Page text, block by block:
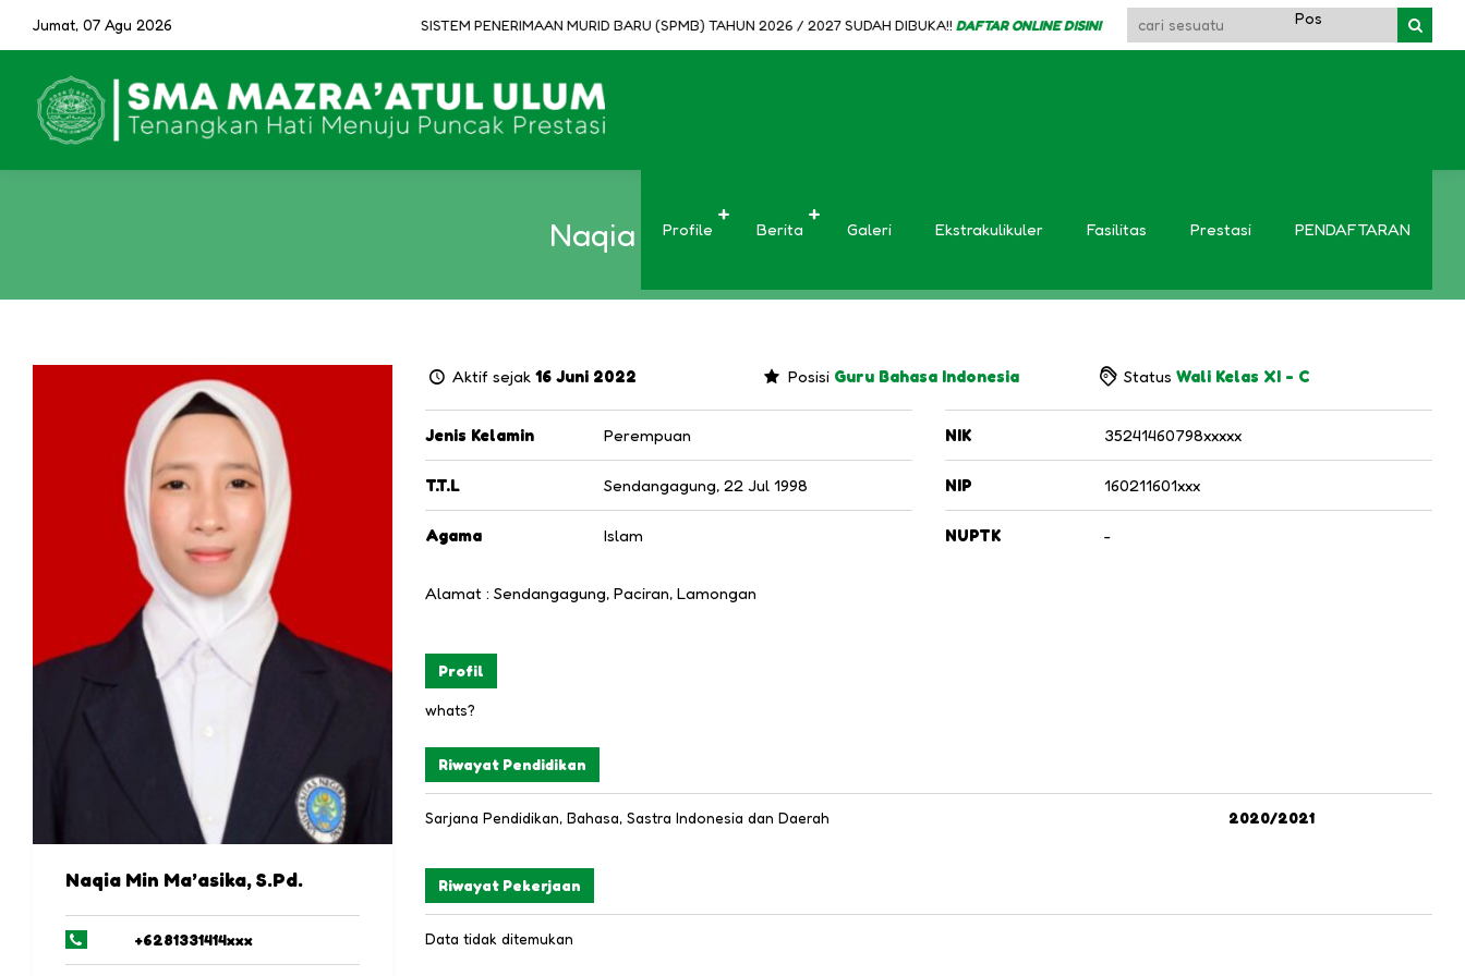
Jumat, 07 Agu 2026 SISTEM PENERIMAAN MURID BARU (SPMB) TAHUN 2026 / 2027 SUDAH DIBUKA!!DAFTAR ONLINE DISINI
Profile Berita Galeri Ekstrakulikuler Fasilitas Prestasi PENDAFTARAN
Naqia Min Ma’asika, S.Pd.
Naqia Min Ma’asika, S.Pd.
+6281331414xxx
Aktif sejak 16 Juni 2022 Posisi Guru Bahasa Indonesia Status Wali Kelas XI - C
Jenis Kelamin Perempuan
T.T.L Sendangagung, 22 Jul 1998
Agama Islam
NIK 35241460798xxxxx
NIP 160211601xxx
NUPTK -
Alamat : Sendangagung, Paciran, Lamongan
Profil
whats?
Riwayat Pendidikan
Sarjana Pendidikan, Bahasa, Sastra Indonesia dan Daerah 2020/2021
Riwayat Pekerjaan
Data tidak ditemukan